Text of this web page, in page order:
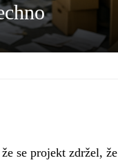
se projekt zdržel, že